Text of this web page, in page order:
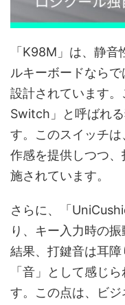
「K98M」は、静
ルキーボードなら
設計されています
Switch」と呼ばれ
す。このスイッチ
作感を提供しつつ
施されています。
さらに、「
り、キー入力時の
結果、打鍵音は耳
「音」として感じ
す。この点は、ビ